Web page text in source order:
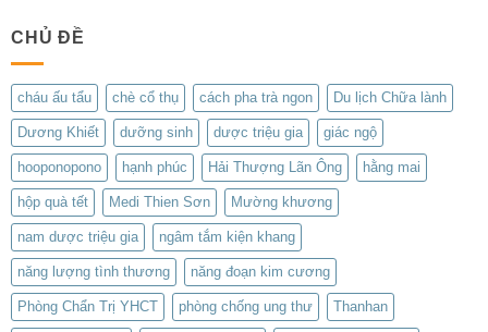
CHỦ ĐỀ
cháu ấu tẩu chè cổ thụ cách pha trà ngon Du lịch Chữa lành
Dương Khiết dưỡng sinh dược triệu gia giác ngộ
hooponopono hạnh phúc Hải Thượng Lãn Ông hằng mai
hộp quà tết Medi Thien Sơn Mường khương
nam dược triệu gia ngâm tắm kiện khang
năng lượng tình thương năng đoạn kim cương
Phòng Chẩn Trị YHCT phòng chống ung thư Thanhan